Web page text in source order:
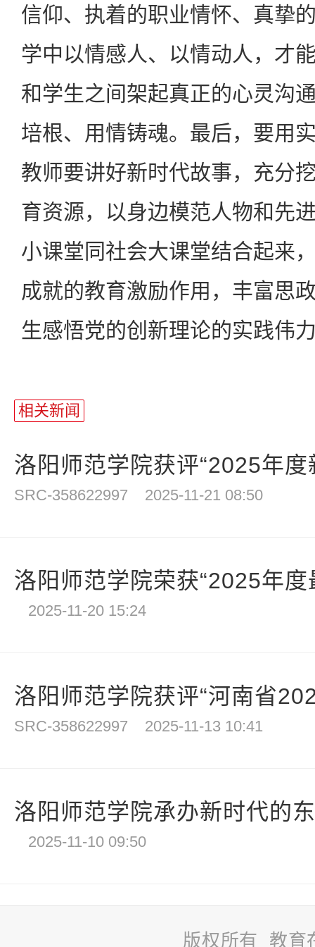
信仰、执着的职业情怀、真挚
学中以情感人、以情动人，才
和学生之间架起真正的心灵沟
培根、用情铸魂。最后，要用
教师要讲好新时代故事，充分
育资源，以身边模范人物和先
小课堂同社会大课堂结合起来
成就的教育激励作用，丰富思
生感悟党的创新理论的实践伟
相关新闻
洛阳师范学院获评“2025年
SRC-358622997 2025-11-21 08:50
洛阳师范学院荣获“2025年
2025-11-20 15:24
洛阳师范学院获评“河南省
SRC-358622997 2025-11-13 10:41
洛阳师范学院承办新时代的
2025-11-10 09:50
版权所有 教育